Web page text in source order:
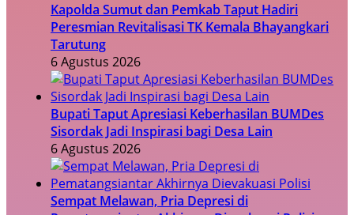
Kapolda Sumut dan Pemkab Taput Hadiri
Peresmian Revitalisasi TK Kemala Bhayangkari
Tarutung
6 Agustus 2026
Bupati Taput Apresiasi Keberhasilan BUMDes
Sisordak Jadi Inspirasi bagi Desa Lain
6 Agustus 2026
Sempat Melawan, Pria Depresi di